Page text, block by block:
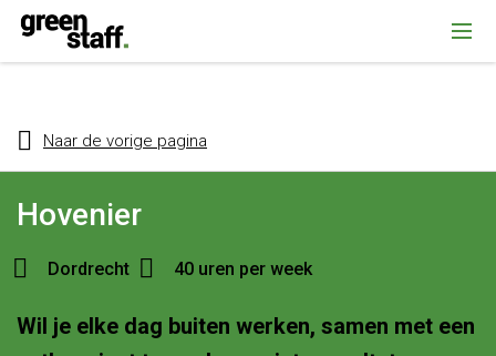
{ "@context": "https://schema.org", "@type": "Organization", "name":
""Greenstaff, "url": "https://www.greenstaff.nl", "logo": "" }
Naar de vorige pagina
Hovenier
Dordrecht 40 uren per week
Wil je elke dag buiten werken, samen met een